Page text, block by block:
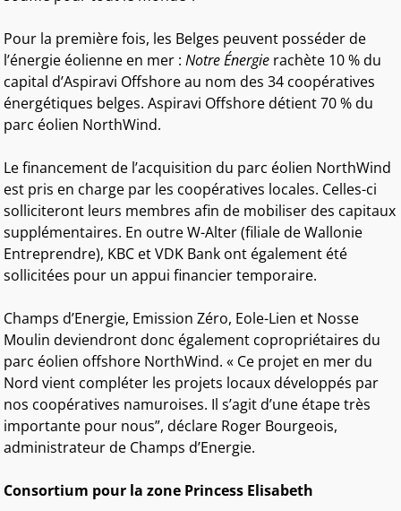
Pour la première fois, les Belges peuvent posséder de
l’énergie éolienne en mer :Notre Énergie rachète 10 % du
capital d’Aspiravi Offshore au nom des 34 coopératives
énergétiques belges. Aspiravi Offshore détient 70 % du
parc éolien NorthWind.
Le financement de l’acquisition du parc éolien NorthWind
est pris en charge par les coopératives locales. Celles-ci
solliciteront leurs membres afin de mobiliser des capitaux
supplémentaires. En outre W-Alter (filiale de Wallonie
Entreprendre), KBC et VDK Bank ont également été
sollicitées pour un appui financier temporaire.
Champs d’Energie, Emission Zéro, Eole-Lien et Nosse
Moulin deviendront donc également copropriétaires du
parc éolien offshore NorthWind. « Ce projet en mer du
Nord vient compléter les projets locaux développés par
nos coopératives namuroises. Il s’agit d’une étape très
importante pour nous”, déclare Roger Bourgeois,
administrateur de Champs d’Energie.
Consortium pour la zone Princess Elisabeth